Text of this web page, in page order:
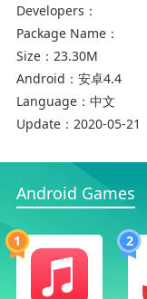
Developers：
Package Name：
Size： 23.30M
Android： 安卓4.4
Language： 中文
Update： 2020-05-21
Android Games
1 2